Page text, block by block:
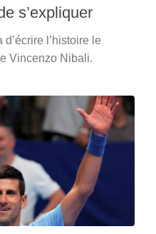
s’expliquer
d’écrire l’histoire le
Vincenzo Nibali.